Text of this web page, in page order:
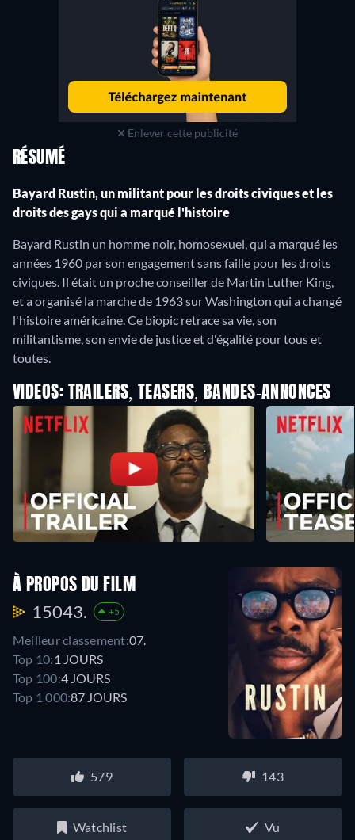
Enlever cette publicité
RÉSUMÉ
Bayard Rustin, un militant pour les droits civiques et les
droits des gays qui a marqué l'histoire
Bayard Rustin un homme noir, homosexuel, qui a marqué les
années 1960 par son engagement sans faille pour les droits
civiques. Il était un proche conseiller de Martin Luther King,
et a organisé la marche de 1963 sur Washington qui a changé
l'histoire américaine. Ce biopic retrace sa vie, son
militantisme, son envie de justice et d'égalité pour tous et
toutes.
VIDEOS: TRAILERS, TEASERS, BANDES-ANNONCES
À PROPOS DU FILM
15043. +5
Meilleur classement:07.
Top 10: 1 JOURS
Top 100:4 JOURS
Top 1 000:87 JOURS
579 143
Watchlist Vu